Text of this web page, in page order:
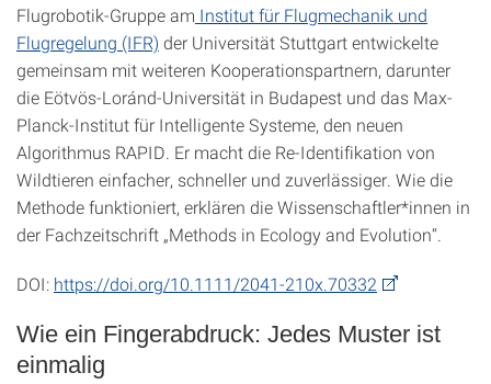
Flugrobotik-Gruppe am Institut für Flugmechanik und
Flugregelung (IFR) der Universität Stuttgart entwickelte
gemeinsam mit weiteren Kooperationspartnern, darunter
die Eötvös-Loránd-Universität in Budapest und das Max-
Planck-Institut für Intelligente Systeme, den neuen
Algorithmus RAPID. Er macht die Re-Identifikation von
Wildtieren einfacher, schneller und zuverlässiger. Wie die
Methode funktioniert, erklären die Wissenschaftler*innen in
der Fachzeitschrift „Methods in Ecology and Evolution“.
DOI: https://doi.org/10.1111/2041-210x.70332
Wie ein Fingerabdruck: Jedes Muster ist
einmalig